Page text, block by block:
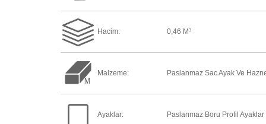
Hacim: 0,46 M³
Malzeme: Paslanmaz Sac Ayak Ve
Ayaklar: Paslanmaz Boru Profil Ayaklar